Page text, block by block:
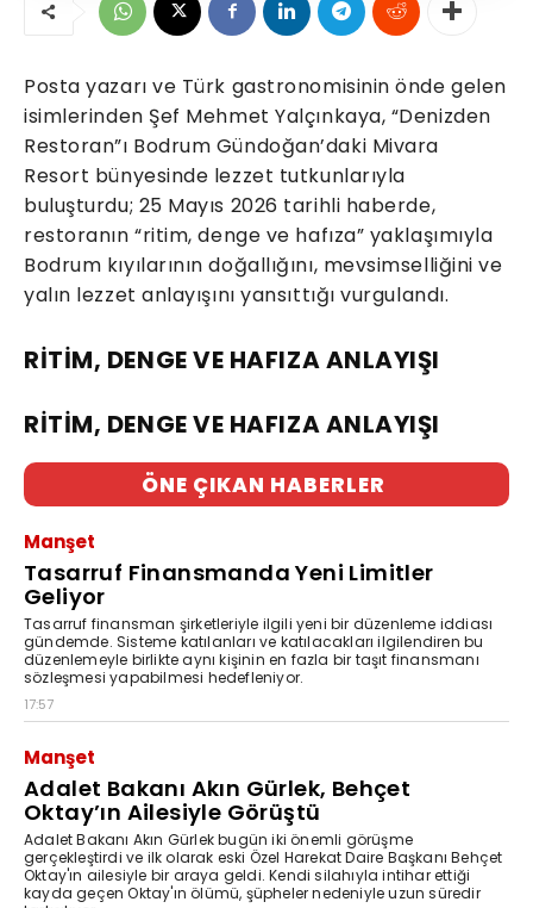
Posta yazarı ve Türk gastronomisinin önde gelen
isimlerinden Şef Mehmet Yalçınkaya, “Denizden
Restoran”ı Bodrum Gündoğan’daki Mivara
Resort bünyesinde lezzet tutkunlarıyla
buluşturdu; 25 Mayıs 2026 tarihli haberde,
restoranın “ritim, denge ve hafıza” yaklaşımıyla
Bodrum kıyılarının doğallığını, mevsimselliğini ve
yalın lezzet anlayışını yansıttığı vurgulandı.
RİTİM, DENGE VE HAFIZA ANLAYIŞI
RİTİM, DENGE VE HAFIZA ANLAYIŞI
ÖNE ÇIKAN HABERLER
Manşet
Tasarruf Finansmanda Yeni Limitler
Geliyor
Tasarruf finansman şirketleriyle ilgili yeni bir düzenleme iddiası
gündemde. Sisteme katılanları ve katılacakları ilgilendiren bu
düzenlemeyle birlikte aynı kişinin en fazla bir taşıt finansmanı
sözleşmesi yapabilmesi hedefleniyor.
17:57
Manşet
Adalet Bakanı Akın Gürlek, Behçet
Oktay’ın Ailesiyle Görüştü
Adalet Bakanı Akın Gürlek bugün iki önemli görüşme
gerçekleştirdi ve ilk olarak eski Özel Harekat Daire Başkanı Behçet
Oktay'ın ailesiyle bir araya geldi. Kendi silahıyla intihar ettiği
kayda geçen Oktay'ın ölümü, şüpheler nedeniyle uzun süredir